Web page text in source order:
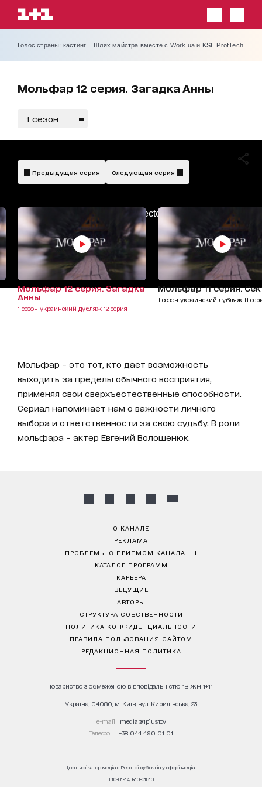
Голос страны: кастинг Шлях майстра вместе с Work.ua и KSE ProfTech
Мольфар 12 серия. Загадка Анны
1 сезон
AdBlockDetected!
Предыдущая серия Следующая серия
Мольфар 12 серия. Загадка
Анны
1 сезон украинский дубляж 12 серия
Мольфар 11 серия.
1 сезон украинский дубляж 11
Мольфар – это тот, кто дает возможность
выходить за пределы обычного восприятия,
применяя свои сверхъестественные способности.
Сериал напоминает нам о важности личного
выбора и ответственности за свою судьбу. В роли
мольфара – актер Евгений Волошенюк.
О КАНАЛЕ
РЕКЛАМА
ПРОБЛЕМЫ С ПРИЁМОМ КАНАЛА 1+1
КАТАЛОГ ПРОГРАММ
КАРЬЕРА
ВЕДУЩИЕ
АВТОРЫ
СТРУКТУРА СОБСТВЕННОСТИ
ПОЛИТИКА КОНФИДЕНЦИАЛЬНОСТИ
ПРАВИЛА ПОЛЬЗОВАНИЯ САЙТОМ
РЕДАКЦИОННАЯ ПОЛИТИКА
Товариство з обмеженою відповідальністю "ВІЖН 1+1"
Україна, 04080, м. Київ, вул. Кирилівська, 23
е-mail: media@1plus1.tv
Телефон: +38 044 490 01 01
Ідентифікатор медіа в Реєстрі суб’єктів у сфері медіа:
L10-01914, R10-01810